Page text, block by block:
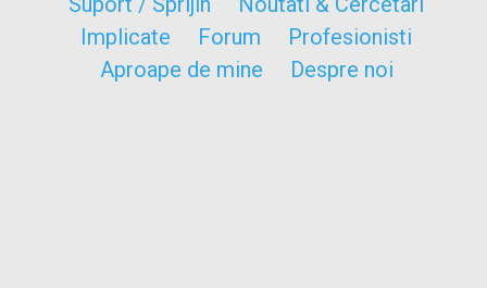
Implicate
Forum
Profesionisti
Aproape de mine
Despre noi